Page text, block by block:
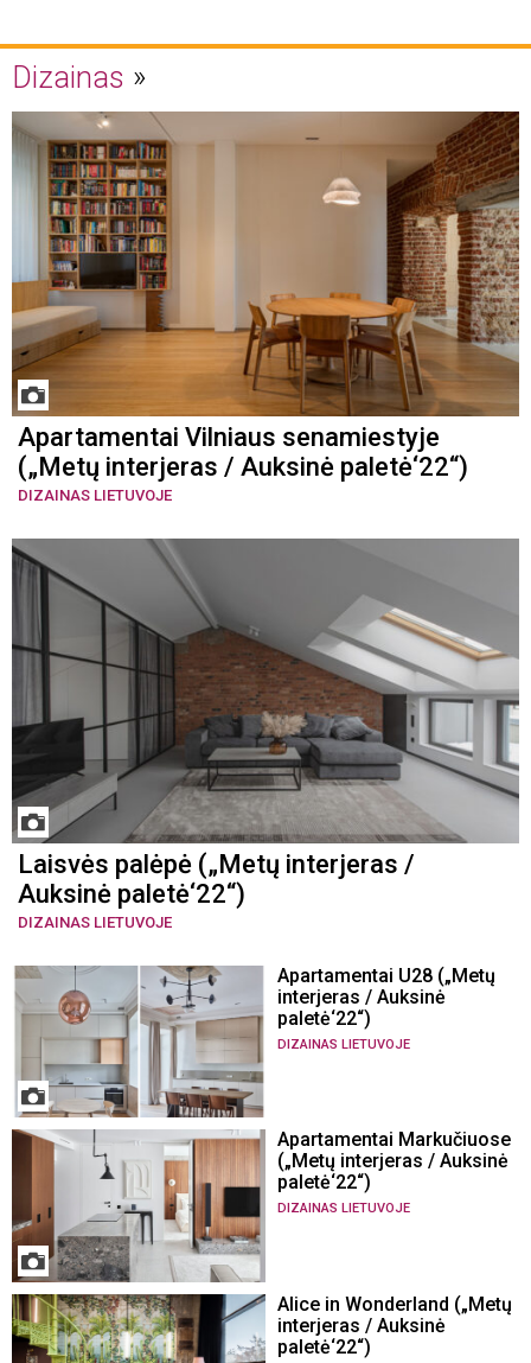
Dizainas
Apartamentai Vilniaus senamiestyje
(„Metų interjeras / Auksinė paletė‘22“)
DIZAINAS LIETUVOJE
Laisvės palėpė („Metų interjeras /
Auksinė paletė‘22“)
DIZAINAS LIETUVOJE
Apartamentai U28 („Metų
interjeras / Auksinė
paletė‘22“)
DIZAINAS LIETUVOJE
Apartamentai Markučiuose
(„Metų interjeras / Auksinė
paletė‘22“)
DIZAINAS LIETUVOJE
Alice in Wonderland („Metų
interjeras / Auksinė
paletė‘22“)